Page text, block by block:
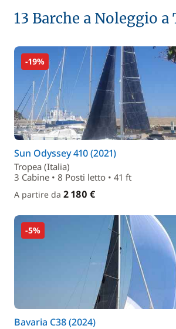
13 Barche a Noleggio a
-19%
Sun Odyssey 410 (2021)
Tropea (Italia)
3 Cabine • 8 Posti letto • 41 ft
A partire da 2 180 €
-5%
Bavaria C38 (2024)